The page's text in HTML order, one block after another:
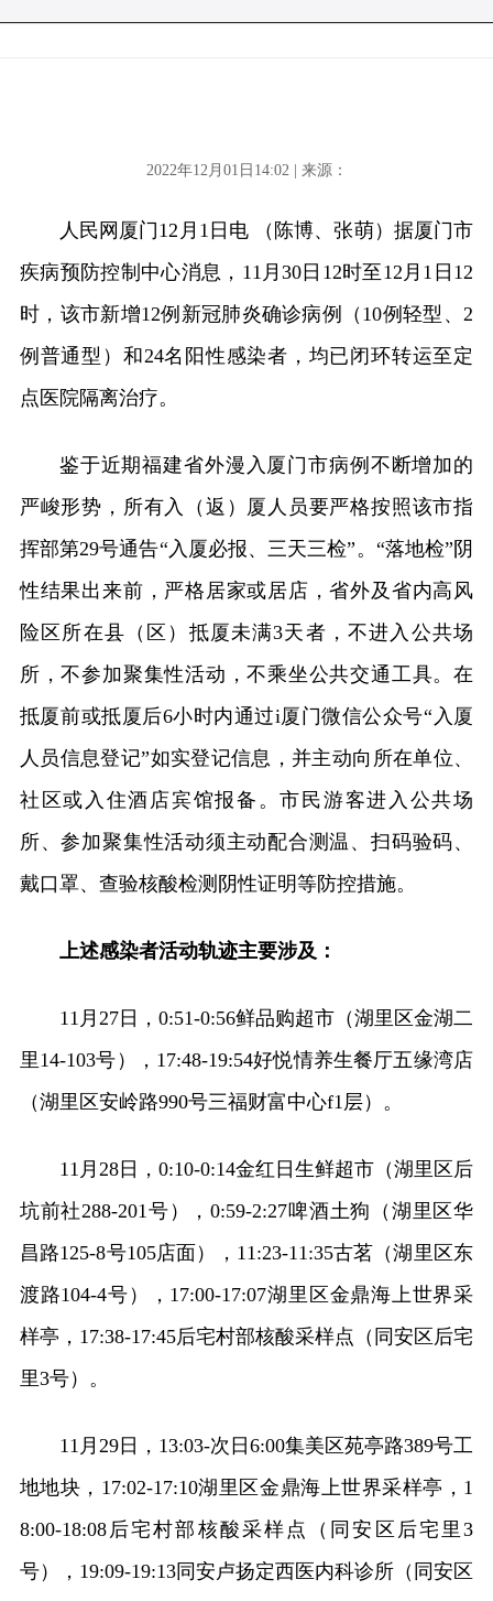
2022年12月01日14:02 | 来源：
人民网厦门12月1日电 （陈博、张萌）据厦门市
疾病预防控制中心消息，11月30日12时至12月1日12
时，该市新增12例新冠肺炎确诊病例（10例轻型、2
例普通型）和24名阳性感染者，均已闭环转运至定
点医院隔离治疗。
鉴于近期福建省外漫入厦门市病例不断增加的
严峻形势，所有入（返）厦人员要严格按照该市指
挥部第29号通告“入厦必报、三天三检”。“落地检”阴
性结果出来前，严格居家或居店，省外及省内高风
险区所在县（区）抵厦未满3天者，不进入公共场
所，不参加聚集性活动，不乘坐公共交通工具。在
抵厦前或抵厦后6小时内通过i厦门微信公众号“入厦
人员信息登记”如实登记信息，并主动向所在单位、
社区或入住酒店宾馆报备。市民游客进入公共场
所、参加聚集性活动须主动配合测温、扫码验码、
戴口罩、查验核酸检测阴性证明等防控措施。
上述感染者活动轨迹主要涉及：
11月27日，0:51-0:56鲜品购超市（湖里区金湖二
里14-103号），17:48-19:54好悦情养生餐厅五缘湾店
（湖里区安岭路990号三福财富中心f1层）。
11月28日，0:10-0:14金红日生鲜超市（湖里区后
坑前社288-201号），0:59-2:27啤酒土狗（湖里区华
昌路125-8号105店面），11:23-11:35古茗（湖里区东
渡路104-4号），17:00-17:07湖里区金鼎海上世界采
样亭，17:38-17:45后宅村部核酸采样点（同安区后宅
里3号）。
11月29日，13:03-次日6:00集美区苑亭路389号工
地地块，17:02-17:10湖里区金鼎海上世界采样亭，1
8:00-18:08后宅村部核酸采样点（同安区后宅里3
号），19:09-19:13同安卢扬定西医内科诊所（同安区